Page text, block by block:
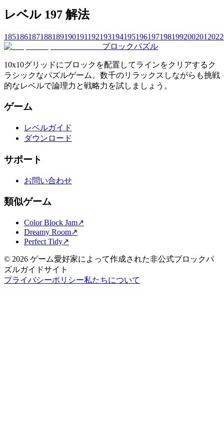
レベル 197 解法
185186187188189190191192193194195196197198199200201 202
ブロックパズル
10x10グリッドにブロックを配置してラインをクリアするク
ラシックなパズルゲーム。数千のリラックスしながらも挑戦
的なレベルで論理力と戦略力を試しましょう。
ゲーム
レベルガイド
ダウンロード
サポート
お問い合わせ
類似ゲーム
Color Block Jam↗️
Dreamy Room↗️
Perfect Tidy↗️
© 2026 ゲーム愛好家によって作成された非公式ブロックパ
ズルガイドサイト
プライバシーポリシー私たちについて